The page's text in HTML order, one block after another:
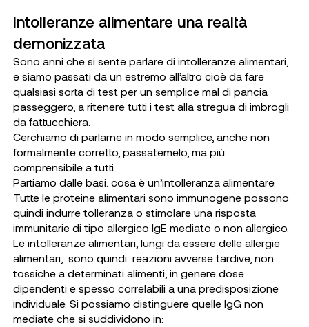
Intolleranze alimentare una realtà
demonizzata
Sono anni che si sente parlare di intolleranze alimentari,
e siamo passati da un estremo all’altro cioè da fare
qualsiasi sorta di test per un semplice mal di pancia
passeggero, a ritenere tutti i test alla stregua di imbrogli
da fattucchiera.
Cerchiamo di parlarne in modo semplice, anche non
formalmente corretto, passatemelo, ma più
comprensibile a tutti.
Partiamo dalle basi: cosa è un’intolleranza alimentare.
Tutte le proteine alimentari sono immunogene possono
quindi indurre tolleranza o stimolare una risposta
immunitarie di tipo allergico IgE mediato o non allergico.
Le intolleranze alimentari, lungi da essere delle allergie
alimentari, sono quindi reazioni avverse tardive, non
tossiche a determinati alimenti, in genere dose
dipendenti e spesso correlabili a una predisposizione
individuale. Si possiamo distinguere quelle IgG non
mediate che si suddividono in: